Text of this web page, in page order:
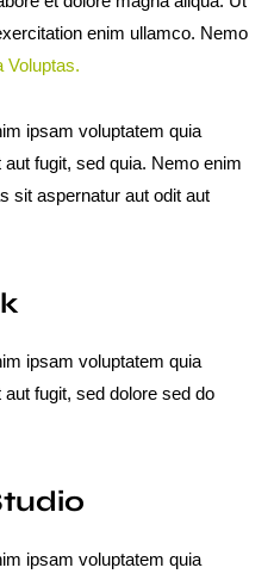
enim ullamco. Nemo
Voluptas.
ipsam voluptatem quia
fugit, sed quia. Nemo enim
sit aspernatur aut odit aut
ipsam voluptatem quia
fugit, sed dolore sed do
ipsam voluptatem quia